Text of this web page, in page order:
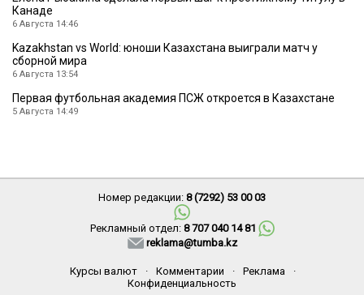
Канаде
6 Августа 14:46
Kazakhstan vs World: юноши Казахстана выиграли матч у
сборной мира
6 Августа 13:54
Первая футбольная академия ПСЖ откроется в Казахстане
5 Августа 14:49
Номер редакции: 8 (7292) 53 00 03
Рекламный отдел: 8 707 040 14 81
reklama@tumba.kz
Курсы валют · Комментарии · Реклама
·
Конфиденциальность